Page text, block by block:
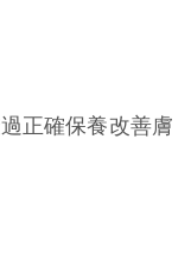
正確保養改善膚